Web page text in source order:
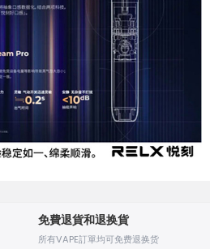
免費退貨和退换貨
所有VAPE訂單均可免费退换货